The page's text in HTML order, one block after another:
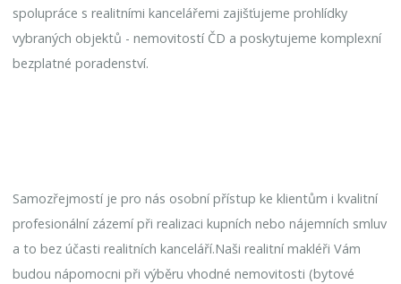
spolupráce s realitními kancelářemi zajišťujeme prohlídky
vybraných objektů - nemovitostí ČD a poskytujeme komplexní
bezplatné poradenství.
Samozřejmostí je pro nás osobní přístup ke klientům i kvalitní
profesionální zázemí při realizaci kupních nebo nájemních smluv
a to bez účasti realitních kanceláří.Naši realitní makléři Vám
budou nápomocni při výběru vhodné nemovitosti (bytové